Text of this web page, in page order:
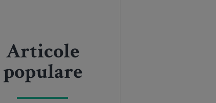
Articole
populare